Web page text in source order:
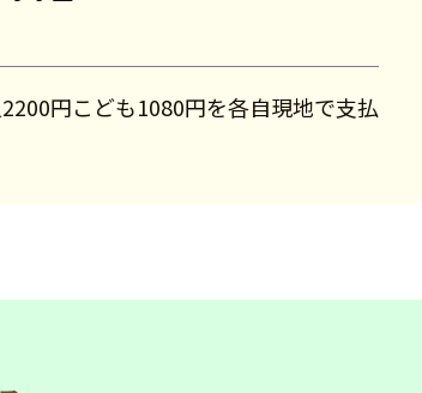
円こども1080円を各自現地で支払